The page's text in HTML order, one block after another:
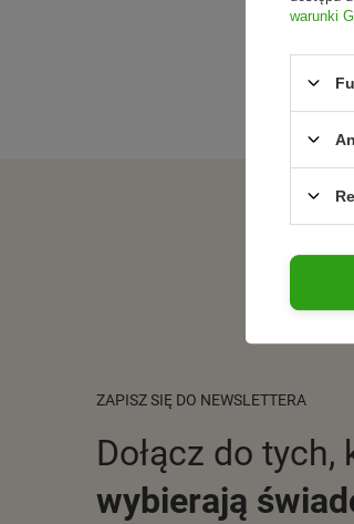
ZAPISZ SIĘ DO NEWSLETTERA
Dołącz do tych,
wybierają
warunki